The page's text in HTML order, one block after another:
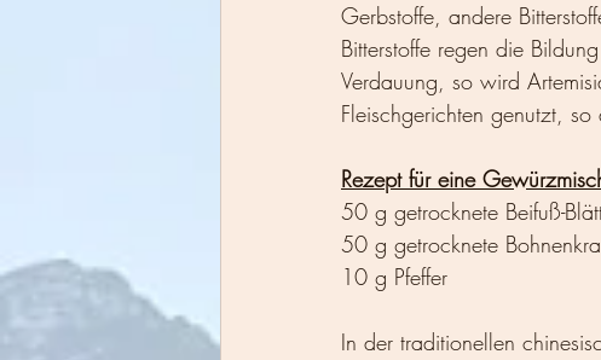
Gerbstoffe, andere
Bitterstoffe regen die
Verdauung, so wird
Fleischgerichten genutzt,
Rezept für eine
50 g getrocknete Beifuß-
50 g getrocknete
10 g Pfeffer
In der traditionellen